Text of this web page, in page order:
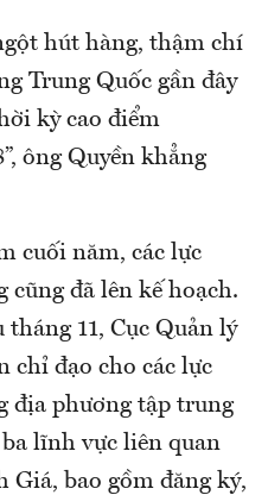
hút hàng, thậm chí
Trung Quốc gần đây
kỳ cao điểm
ông Quyền khẳng
cuối năm, các lực
đã lên kế hoạch.
tháng 11, Cục Quản lý
chỉ đạo cho các lực
địa phương tập trung
lĩnh vực liên quan
Giá, bao gồm đăng ký,